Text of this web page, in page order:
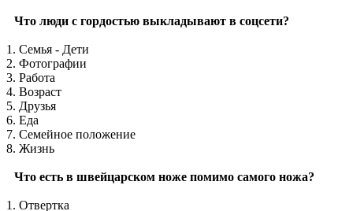
Что люди с гордостью выкладывают в соцсети?
1. Семья - Дети
2. Фотографии
3. Работа
4. Возраст
5. Друзья
6. Еда
7. Семейное положение
8. Жизнь
Что есть в швейцарском ноже помимо самого ножа?
1. Отвертка